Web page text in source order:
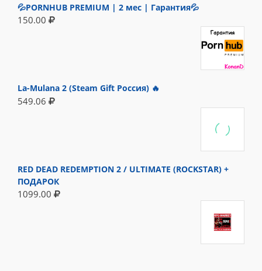
💦PORNHUB PREMIUM | 2 мес | Гарантия💦
150.00
La-Mulana 2 (Steam Gift Россия) 🔥
549.06
RED DEAD REDEMPTION 2 / ULTIMATE (ROCKSTAR) +
ПОДАРОК
1099.00